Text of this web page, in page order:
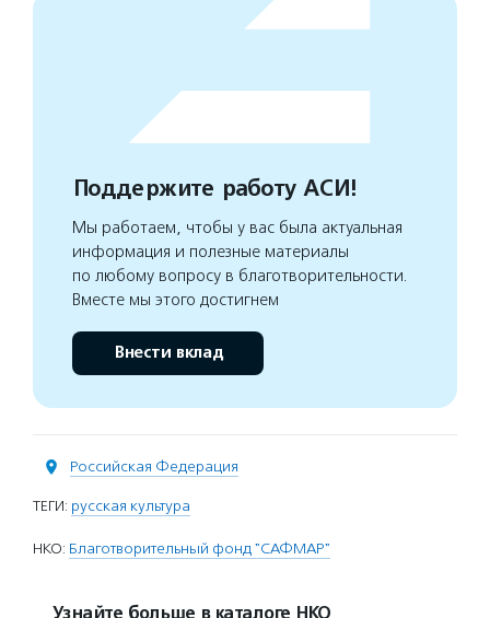
Поддержите работу АСИ!
Мы работаем, чтобы у вас была актуальная
информация и полезные материалы
по любому вопросу в благотворительности.
Вместе мы этого достигнем
Внести вклад
Российская Федерация
ТЕГИ: русская культура
НКО: Благотворительный фонд "САФМАР"
Узнайте больше в каталоге НКО